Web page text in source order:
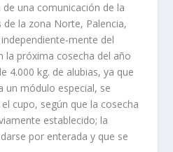
una comunicación de la
de la zona Norte, Palencia,
mente del
la próxima cosecha del año
4.000 kg. de alubias, ya que
un módulo especial, se
cupo, según que la cosecha
establecido; la
por enterada y que se